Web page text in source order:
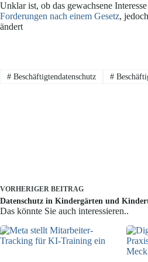
Unklar ist, ob das gewachsene
Forderungen nach einem Gesetz,
ändert
#Beschäftigtendatenschutz #
VORHERIGER BEITRAG
Datenschutz in Kindergärten und
Das könnte Sie auch interessieren..